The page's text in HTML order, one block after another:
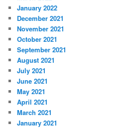
January 2022
December 2021
November 2021
October 2021
September 2021
August 2021
July 2021
June 2021
May 2021
April 2021
March 2021
January 2021